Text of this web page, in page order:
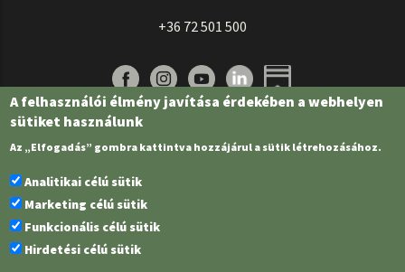
+36 72 501 500
Pécsi Tudományegyetem | Kancellária |
A felhasználói élmény javítása érdekében a webhelyen
sütiket használunk
Az „Elfogadás” gombra kattintva hozzájárul a sütik létrehozásához.
Analitikai célú sütik
Marketing célú sütik
Funkcionális célú sütik
Hirdetési célú sütik